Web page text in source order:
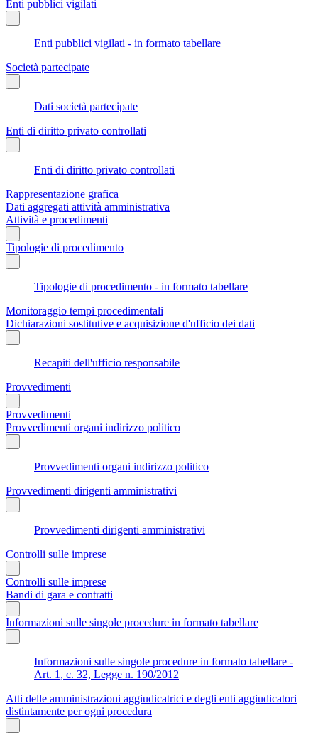
Enti pubblici vigilati
Enti pubblici vigilati - in formato tabellare
Società partecipate
Dati società partecipate
Enti di diritto privato controllati
Enti di diritto privato controllati
Rappresentazione grafica
Dati aggregati attività amministrativa
Attività e procedimenti
Tipologie di procedimento
Tipologie di procedimento - in formato tabellare
Monitoraggio tempi procedimentali
Dichiarazioni sostitutive e acquisizione d'ufficio dei dati
Recapiti dell'ufficio responsabile
Provvedimenti
Provvedimenti
Provvedimenti organi indirizzo politico
Provvedimenti organi indirizzo politico
Provvedimenti dirigenti amministrativi
Provvedimenti dirigenti amministrativi
Controlli sulle imprese
Controlli sulle imprese
Bandi di gara e contratti
Informazioni sulle singole procedure in formato tabellare
Informazioni sulle singole procedure in formato tabellare -
Art. 1, c. 32, Legge n. 190/2012
Atti delle amministrazioni aggiudicatrici e degli enti aggiudicatori
distintamente per ogni procedura